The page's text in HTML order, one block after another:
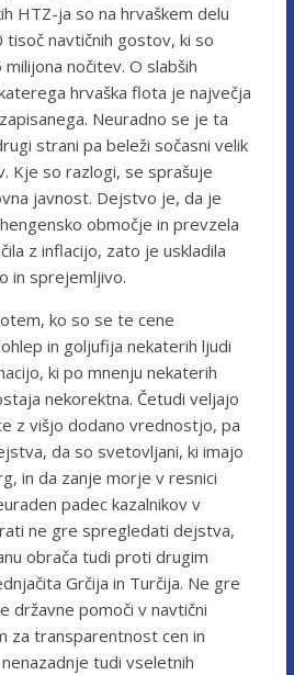
HTZ-ja so na hrvaškem delu
tisoč navtičnih gostov, ki so
nočitev. O slabših
hrvaška flota je največja
Neuradno se je ta
strani pa beleži sočasni velik
Kje so razlogi, se sprašuje
javnost. Dejstvo je, da je
območje in prevzela
z inflacijo, zato je uskladila
in sprejemljivo.
ko so se te cene
in goljufija nekaterih ljudi
ki po mnenju nekaterih
nekorektna. Četudi veljajo
z višjo dodano vrednostjo, pa
da so svetovljani, ki imajo
in da zanje morje v resnici
padec kazalnikov v
ne gre spregledati dejstva,
obrača tudi proti drugim
Grčija in Turčija. Ne gre
državne pomoči v navtični
za transparentnost cen in
tudi vseletnih